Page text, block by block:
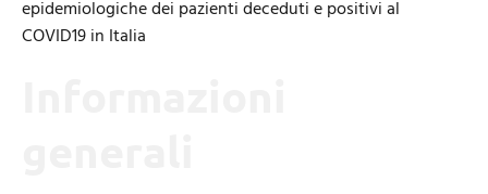
epidemiologiche dei pazienti deceduti e positivi al
COVID19 in Italia